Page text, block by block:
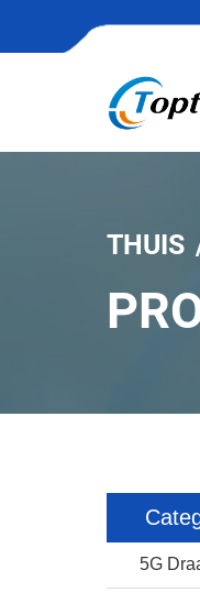
THUIS
5G